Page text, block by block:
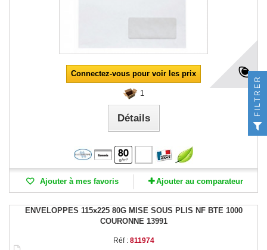
Connectez-vous pour voir les prix
1
Détails
Ajouter à mes favoris Ajouter au comparateur
ENVELOPPES 115x225 80G MISE SOUS PLIS NF BTE 1000
COURONNE 13991
Réf : 811974
FILTRER